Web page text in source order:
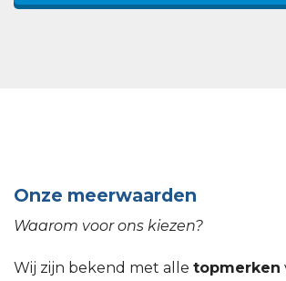
Onze meerwaarden
Waarom voor ons kiezen?
Wij zijn bekend met alle topmerken